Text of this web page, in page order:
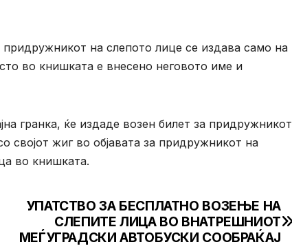
на слепото лице се издава само на
во книшката е внесено неговото име и
гранка, ќе издаде возен билет за придружникот
својот жиг во објавата за придружникот на
во книшката.
УПАТСТВО ЗА БЕСПЛАТНО ВОЗЕЊЕ НА
СЛЕПИТЕ ЛИЦА ВО ВНАТРЕШНИОТ
МЕЃУГРАДСКИ АВТОБУСКИ СООБРАЌАЈ